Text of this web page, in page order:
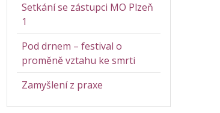
Setkání se zástupci MO Plzeň
1
Pod drnem – festival o
proměně vztahu ke smrti
Zamyšlení z praxe